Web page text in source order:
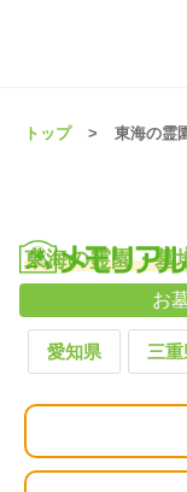
お
トップ 東海の霊
東海の霊園・墓
愛知県 三